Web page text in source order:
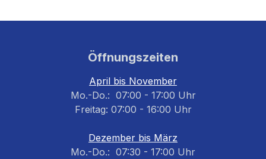
Öffnungszeiten
April bis November
Mo.-Do.: 07:00 - 17:00 Uhr
Freitag: 07:00 - 16:00 Uhr
Dezember bis März
Mo.-Do.: 07:30 - 17:00 Uhr